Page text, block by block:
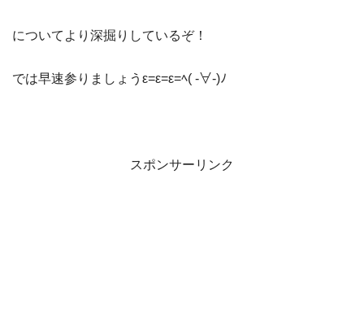
についてより深掘りしているぞ！
では早速参りましょうε=ε=ε=ﾍ( -∀-)ﾉ
スポンサーリンク